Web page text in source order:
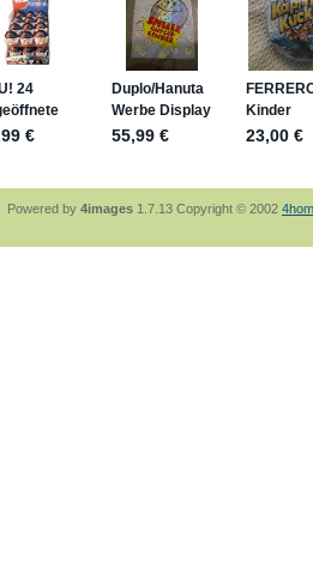
jan-lukas:
geschrieben am: 29. 4. 2026 -
https://www.ferrero-
sammelspass.de/einladung/
jan-lukas:
geschrieben am: 28. 4. 2026 -
stimmt, jetzt fällt es mir auch ein
*Bussi*
geschrieben am: 28. 4.
So habe ich das in Erinnerung ... oder?
jan-lukas:geschrieben am: 28. 4. 2026 -
Powered by 4images 1.7.13 Copyright © 2002